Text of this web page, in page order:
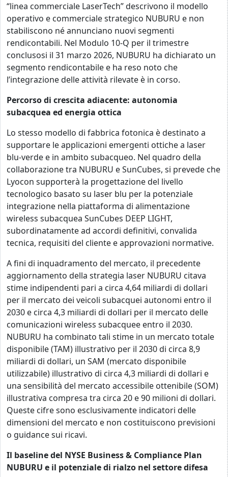
“linea commerciale LaserTech” descrivono il modello
operativo e commerciale strategico NUBURU e non
stabiliscono né annunciano nuovi segmenti
rendicontabili. Nel Modulo 10-Q per il trimestre
conclusosi il 31 marzo 2026, NUBURU ha dichiarato un
segmento rendicontabile e ha reso noto che
l’integrazione delle attività rilevate è in corso.
Percorso di crescita adiacente: autonomia
subacquea ed energia ottica
Lo stesso modello di fabbrica fotonica è destinato a
supportare le applicazioni emergenti ottiche a laser
blu-verde e in ambito subacqueo. Nel quadro della
collaborazione tra NUBURU e SunCubes, si prevede che
Lyocon supporterà la progettazione del livello
tecnologico basato su laser blu per la potenziale
integrazione nella piattaforma di alimentazione
wireless subacquea SunCubes DEEP LIGHT,
subordinatamente ad accordi definitivi, convalida
tecnica, requisiti del cliente e approvazioni normative.
A fini di inquadramento del mercato, il precedente
aggiornamento della strategia laser NUBURU citava
stime indipendenti pari a circa 4,64 miliardi di dollari
per il mercato dei veicoli subacquei autonomi entro il
2030 e circa 4,3 miliardi di dollari per il mercato delle
comunicazioni wireless subacquee entro il 2030.
NUBURU ha combinato tali stime in un mercato totale
disponibile (TAM) illustrativo per il 2030 di circa 8,9
miliardi di dollari, un SAM (mercato disponibile
utilizzabile) illustrativo di circa 4,3 miliardi di dollari e
una sensibilità del mercato accessibile ottenibile (SOM)
illustrativa compresa tra circa 20 e 90 milioni di dollari.
Queste cifre sono esclusivamente indicatori delle
dimensioni del mercato e non costituiscono previsioni
o guidance sui ricavi.
Il baseline del NYSE Business & Compliance Plan
NUBURU e il potenziale di rialzo nel settore difesa